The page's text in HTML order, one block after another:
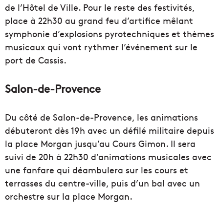
de l’Hôtel de Ville. Pour le reste des festivités,
place à 22h30 au grand feu d’artifice mêlant
symphonie d’explosions pyrotechniques et thèmes
musicaux qui vont rythmer l’événement sur le
port de Cassis.
Salon-de-Provence
Du côté de Salon-de-Provence, les animations
débuteront dès 19h avec un défilé militaire depuis
la place Morgan jusqu’au Cours Gimon. Il sera
suivi de 20h à 22h30 d’animations musicales avec
une fanfare qui déambulera sur les cours et
terrasses du centre-ville, puis d’un bal avec un
orchestre sur la place Morgan.